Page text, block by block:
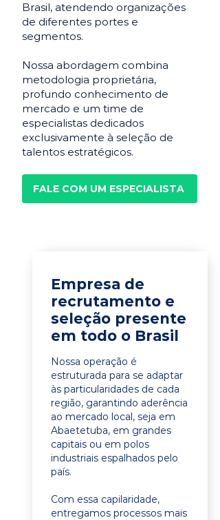
Brasil, atendendo organizações
de diferentes portes e
segmentos.
Nossa abordagem combina
metodologia proprietária,
profundo conhecimento de
mercado e um time de
especialistas dedicados
exclusivamente à seleção de
talentos estratégicos.
FALE COM UM ESPECIALISTA
Empresa de
recrutamento e
seleção presente
em todo o Brasil
Nossa operação é
estruturada para se adaptar
às particularidades de cada
região, garantindo aderência
ao mercado local, seja em
Abaetetuba, em grandes
capitais ou em polos
industriais espalhados pelo
país.
Com essa capilaridade,
entregamos processos mais